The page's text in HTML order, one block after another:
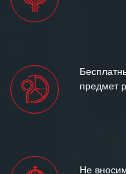
предмет
Не